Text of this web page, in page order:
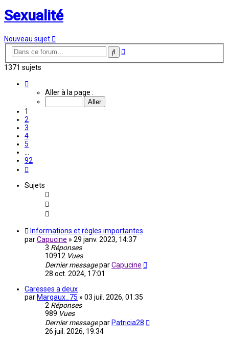
Sexualité
Nouveau sujet
Rechercher
Recherche
1371 sujets
Aller à la page :
1
2
3
4
5
92
Sujets
Informations et règles importantes
parCapucine » 29 janv. 2023, 14:37
3 Réponses
10912 Vues
Dernier messageparCapucine
28 oct. 2024, 17:01
Caresses a deux
par Margaux_75 » 03 juil. 2026, 01:35
2 Réponses
989 Vues
Dernier messagepar Patricia28
26 juil. 2026, 19:34